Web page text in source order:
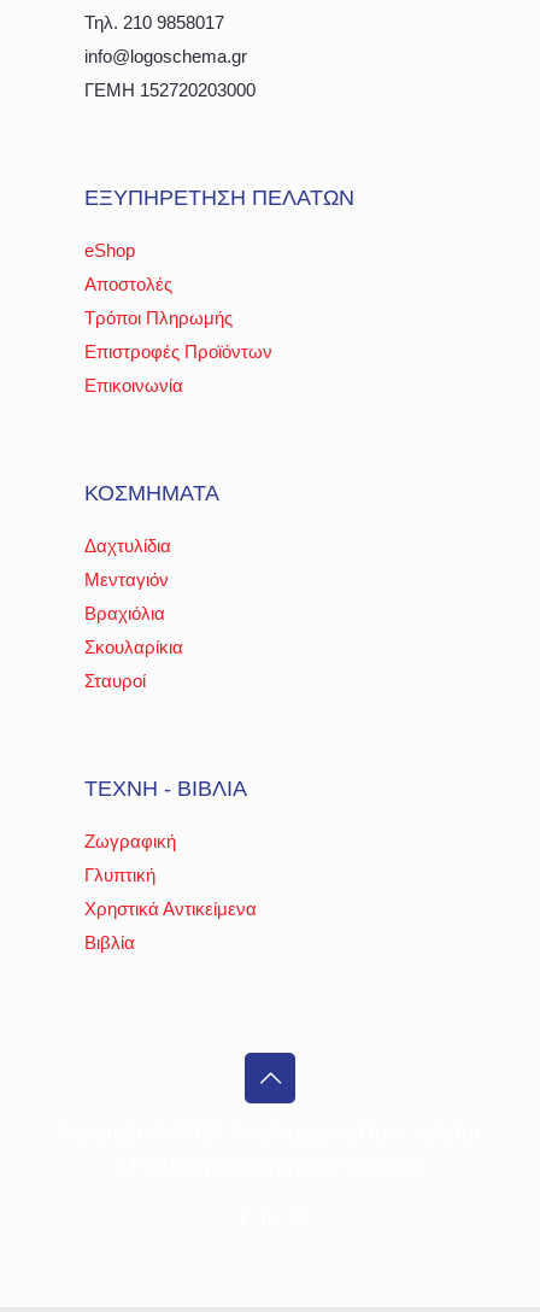
Τηλ. 210 9858017
info@logoschema.gr
ΓΕΜΗ 152720203000
ΕΞΥΠΗΡΕΤΗΣΗ ΠΕΛΑΤΩΝ
eShop
Αποστολές
Τρόποι Πληρωμής
Επιστροφές Προϊόντων
Επικοινωνία
ΚΟΣΜΗΜΑΤΑ
Δαχτυλίδια
Μενταγιόν
Βραχιόλια
Σκουλαρίκια
Σταυροί
ΤΕΧΝΗ - ΒΙΒΛΙΑ
Ζωγραφική
Γλυπτική
Χρηστικά Αντικείμενα
Βιβλία